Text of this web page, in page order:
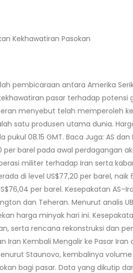
Kekhawatiran Pasokan
pembicaraan antara Amerika
pasar terhadap
menyebut telah memperoleh
satu produsen utama dunia.
08.15 GMT. Baca Juga: AS
barel pada awal perdagangan
militer terhadap Iran serta
di level US$77,20 per barel,
per barel. Kesepakatan
dan Teheran. Menurut analis
harga minyak hari ini.
serta rencana rekonstruksi dan
Iran Kembali Mengalir ke Pasar
Staunovo, kembalinya
bagi pasar. Data yang dikutip